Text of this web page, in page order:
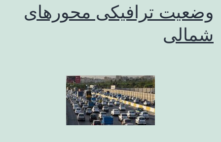
وضعیت ترافیکی محورهای
شمالی